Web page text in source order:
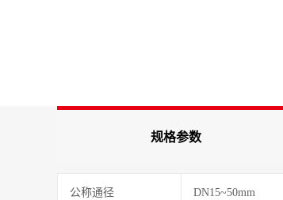
规格参数
公称通径 DN15~50mm